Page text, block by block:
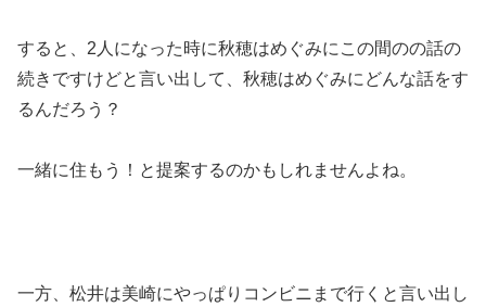
すると、2人になった時に秋穂はめぐみにこの間のの話の
続きですけどと言い出して、秋穂はめぐみにどんな話をす
るんだろう？
一緒に住もう！と提案するのかもしれませんよね。
一方、松井は美崎にやっぱりコンビニまで行くと言い出し